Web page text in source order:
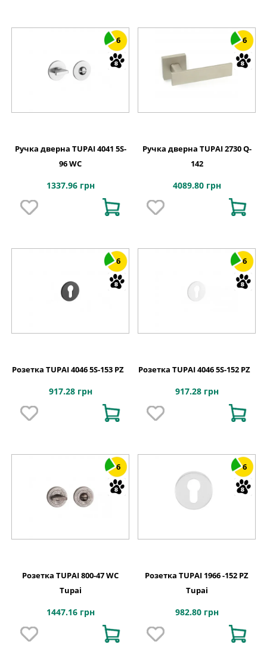
6
Ручка дверна TUPAI 4041 5S-
96 WC
1337.96 грн
6
Ручка дверна TUPAI 2730 Q-
142
4089.80 грн
6
Розетка TUPAI 4046 5S-153 PZ
917.28 грн
6
Розетка TUPAI 4046 5S-152 PZ
917.28 грн
6
Розетка TUPAI 800-47 WC
Tupai
1447.16 грн
6
Розетка TUPAI 1966 -152 PZ
Tupai
982.80 грн